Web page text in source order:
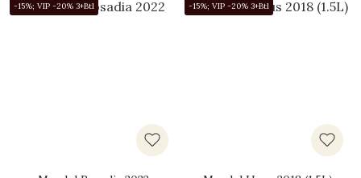
-15%; VIP -20% 3+Btl -15%; VIP -20% 3+Btl